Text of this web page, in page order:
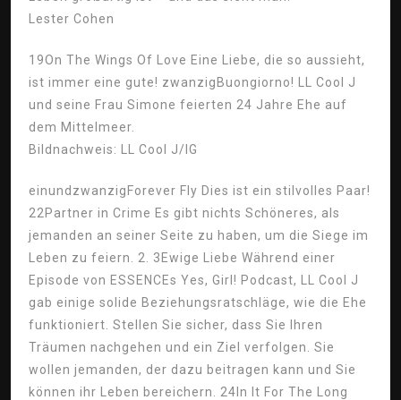
Lester Cohen
19On The Wings Of Love Eine Liebe, die so aussieht,
ist immer eine gute! zwanzig Buongiorno! LL Cool J
und seine Frau Simone feierten 24 Jahre Ehe auf
dem Mittelmeer.
Bildnachweis: LL Cool J/IG
einundzwanzig Forever Fly Dies ist ein stilvolles Paar!
22 Partner in Crime Es gibt nichts Schöneres, als
jemanden an seiner Seite zu haben, um die Siege im
Leben zu feiern. 2. 3 Ewige Liebe Während einer
Episode von ESSENCEs Yes, Girl! Podcast, LL Cool J
gab einige solide Beziehungsratschläge, wie die Ehe
funktioniert. Stellen Sie sicher, dass Sie Ihren
Träumen nachgehen und ein Ziel verfolgen. Sie
wollen jemanden, der dazu beitragen kann und Sie
können ihr Leben bereichern. 24 In It For The Long